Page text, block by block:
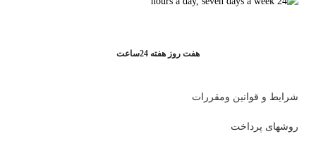
هفت روز هفته 24ساعت
شرایط و قوانین ومقررات
روشهای پرداخت